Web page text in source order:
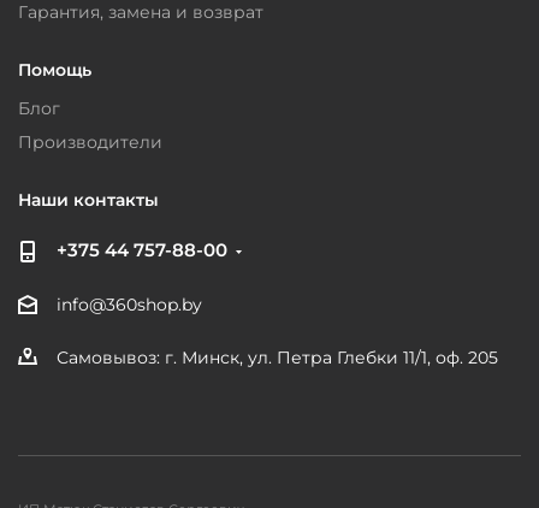
Гарантия, замена и возврат
Помощь
Блог
Производители
Наши контакты
+375 44 757-88-00
info@360shop.by
Самовывоз: г. Минск, ул. Петра Глебки 11/1, оф. 205